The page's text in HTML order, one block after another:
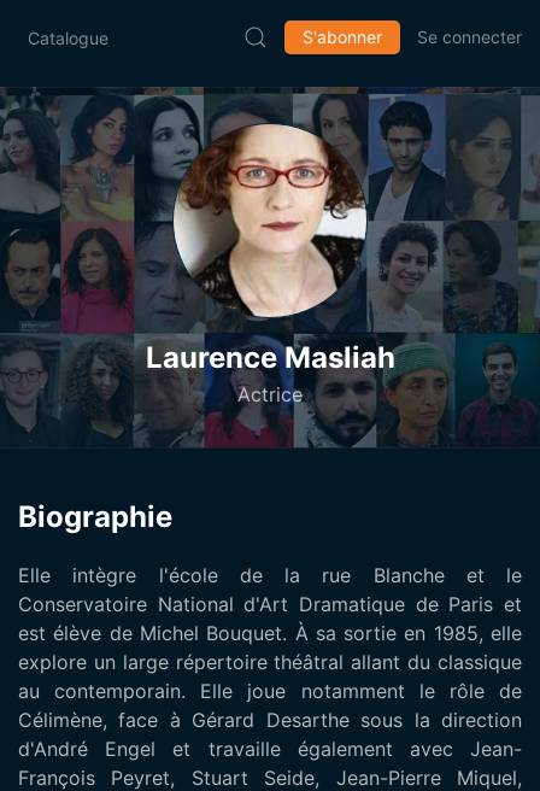
Catalogue S'abonner Se connecter
Laurence Masliah
Actrice
Biographie
Elle intègre l'école de la rue Blanche et le
Conservatoire National d'Art Dramatique de Paris et
est élève de Michel Bouquet. À sa sortie en 1985, elle
explore un large répertoire théâtral allant du classique
au contemporain. Elle joue notamment le rôle de
Célimène, face à Gérard Desarthe sous la direction
d'André Engel et travaille également avec Jean-
François Peyret, Stuart Seide, Jean-Pierre Miquel,